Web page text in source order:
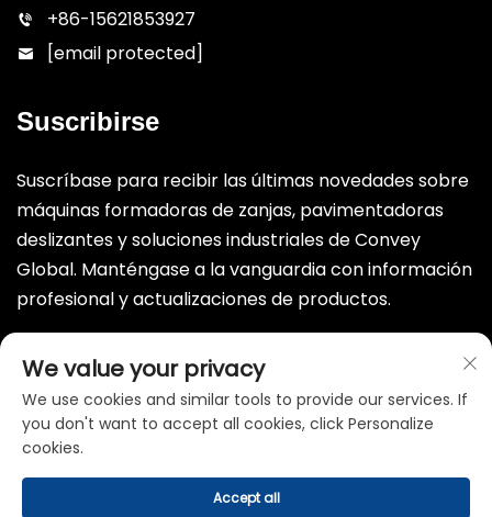
+86-15621853927
[email protected]
Suscribirse
Suscríbase para recibir las últimas novedades sobre
máquinas formadoras de zanjas, pavimentadoras
deslizantes y soluciones industriales de Convey
Global. Manténgase a la vanguardia con información
profesional y actualizaciones de productos.
We value your privacy
We use cookies and similar tools to provide our services. If
you don't want to accept all cookies, click Personalize
cookies.
Accept all